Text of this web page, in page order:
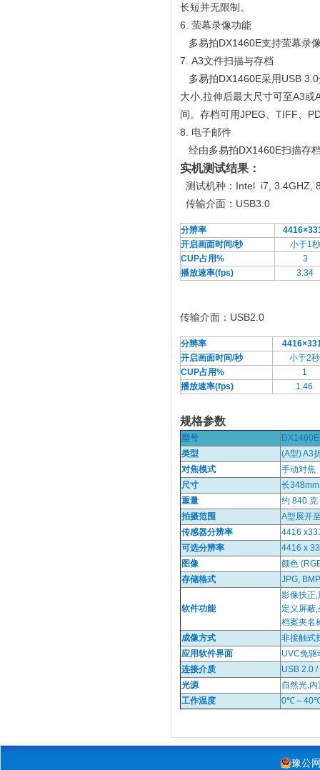
长短并无限制。
6. 萤幕录像功能
多易拍DX1460E支持萤幕录
7. A3文件扫描与存档
多易拍DX1460E采用USB
大小,拉伸后最大尺寸可至A3
间。存档可用JPEG、TIFF、
8. 电子邮件
经由多易拍DX1460E扫描存
实机测试结果：
测试机种：Intel i7, 3.4GHZ,
传输介面：USB3.0
分辨率
开启画面时间/秒
小于1秒
CUP占用%
3
播放速率(fps)
3.34
传输介面：USB2.0
分辨率
开启画面时间/秒
小于2秒
CUP占用%
1
播放速率(fps)
1.46
规格参数
型号
DX1460E
类型
(A型) A3
对焦模式
手动对焦
尺寸
长
重量
约 840 克
拍摄范围
A型展开
传感器分辨率
4416
可选分辨率
4416 x
图像
颜色
存储格式
JPG,
软件功能
影像扶正
定义屏蔽
档案夹名
成像方式
非接触式
应用软件界面
UVC免驱
连接介质
USB 2.0
光源
自然光,
工作温度
0℃～
豫公